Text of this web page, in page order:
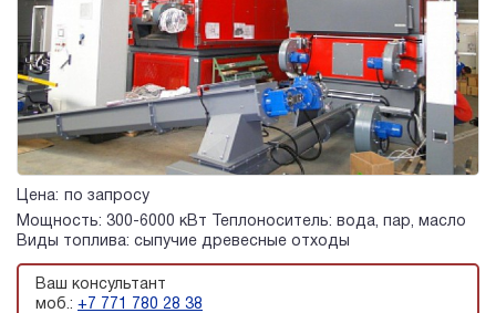
Цена:
по запросу
Мощность: 300-6000 кВт Теплоноситель: вода, пар, масло
Виды топлива: сыпучие древесные отходы
Ваш консультант
моб.: +7 771 780 28 38